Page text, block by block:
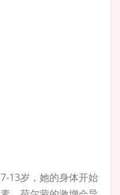
13岁，她的身体开始